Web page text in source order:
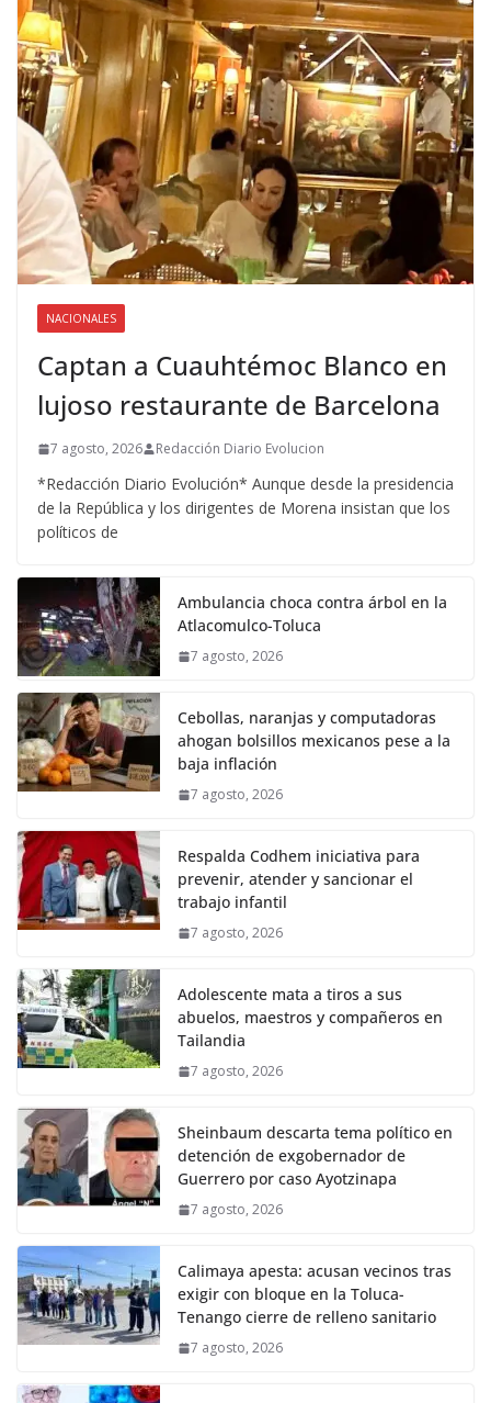
NACIONALES
Captan a Cuauhtémoc Blanco en
lujoso restaurante de Barcelona
7 agosto, 2026 Redacción Diario Evolucion
*Redacción Diario Evolución* Aunque desde la presidencia
de la República y los dirigentes de Morena insistan que los
políticos de
Ambulancia choca contra árbol en la
Atlacomulco-Toluca
7 agosto, 2026
Cebollas, naranjas y computadoras
ahogan bolsillos mexicanos pese a la
baja inflación
7 agosto, 2026
Respalda Codhem iniciativa para
prevenir, atender y sancionar el
trabajo infantil
7 agosto, 2026
Adolescente mata a tiros a sus
abuelos, maestros y compañeros en
Tailandia
7 agosto, 2026
Sheinbaum descarta tema político en
detención de exgobernador de
Guerrero por caso Ayotzinapa
7 agosto, 2026
Calimaya apesta: acusan vecinos tras
exigir con bloque en la Toluca-
Tenango cierre de relleno sanitario
7 agosto, 2026